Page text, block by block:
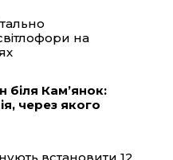
A на
біля Кам’янок:
через якого